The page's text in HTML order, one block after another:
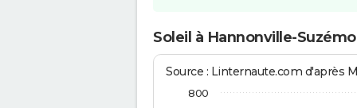
Soleil à Hannonville-
Source : Linternaute.com d'après
800